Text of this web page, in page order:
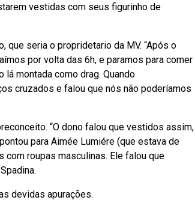
vestidas com seus figurinho de
que seria o propridetario da MV. “Após o
por volta das 6h, e paramos para comer
lá montada como drag. Quando
cruzados e falou que nós não poderíamos
“O dono falou que vestidos assim,
para Aimée Lumiére (que estava de
roupas masculinas. Ele falou que
devidas apurações.